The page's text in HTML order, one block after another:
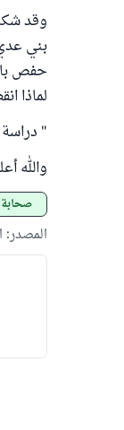
وقد
بني
حفص
لماذا
" دراسة
والله
المصدر: